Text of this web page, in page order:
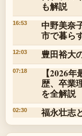
も解説
16:53
中野美奈
市で暮ら
12:03 豊田裕大
07:18
【2026
歴、卒業
を全解説
02:30 福永壮志